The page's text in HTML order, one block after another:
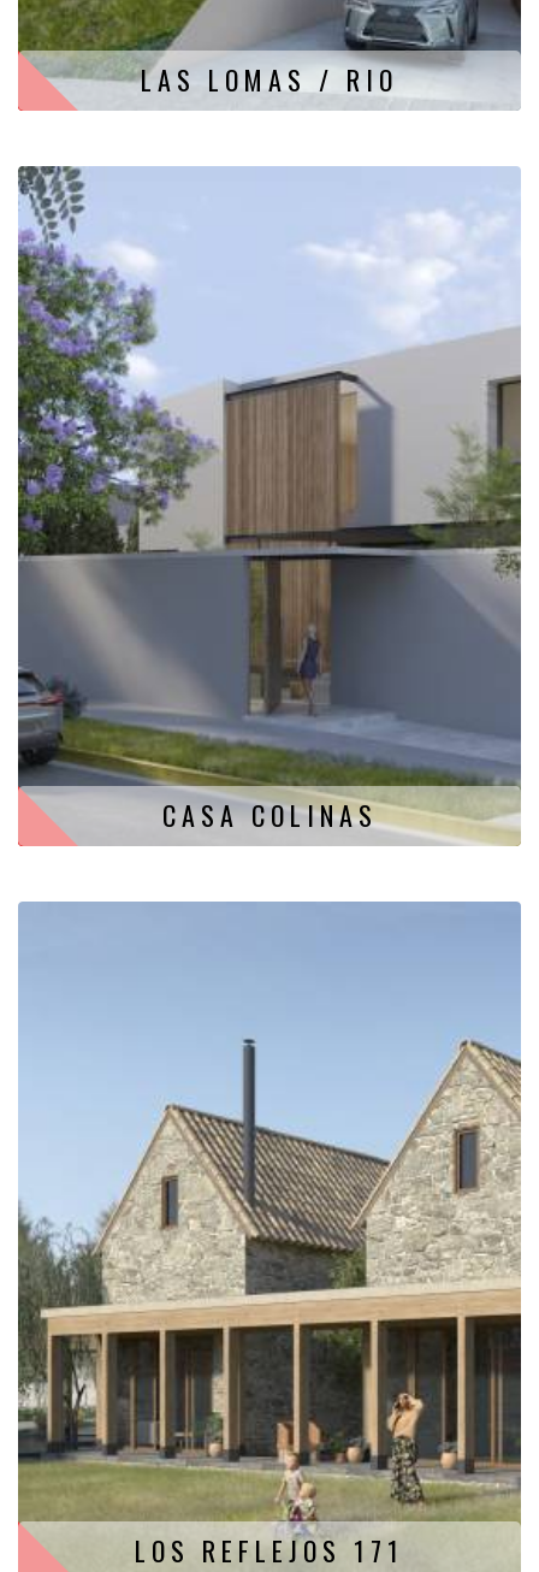
LAS LOMAS / RIO
CASA COLINAS
LOS REFLEJOS 171